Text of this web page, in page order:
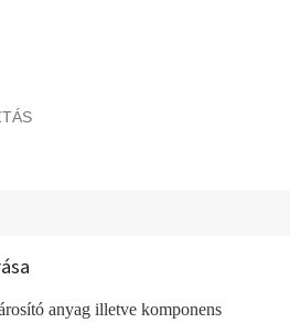
anyag illetve komponens